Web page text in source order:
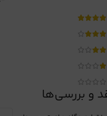
و بررسی‌ها